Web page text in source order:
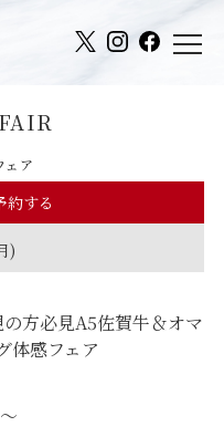
ェア
約する
)
方必見A5佐賀牛＆オマ
体感フェア